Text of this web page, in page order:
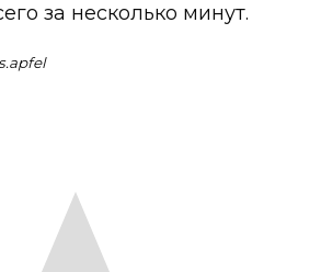
за несколько минут.